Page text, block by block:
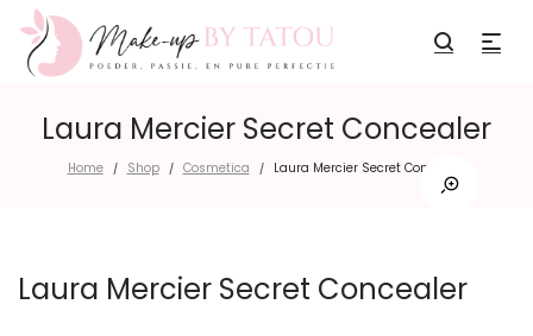
Laura Mercier Secret Concealer
Home / Shop / Cosmetica / Laura Mercier Secret Concealer
Laura Mercier Secret Concealer